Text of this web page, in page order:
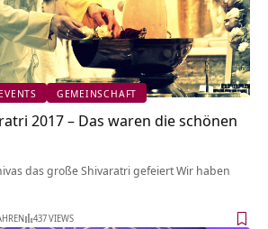
EVENTS GEMEINSCHAFT
2017 – Das waren die schönen
das große Shivaratri gefeiert Wir haben
437 VIEWS